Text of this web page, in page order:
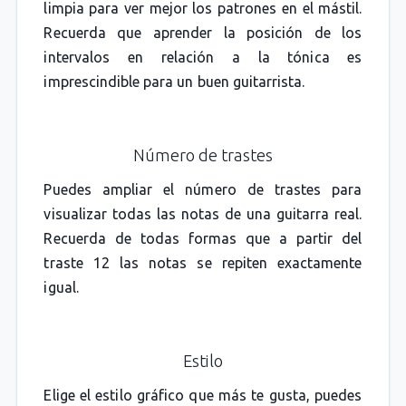
limpia para ver mejor los patrones en el mástil.
Recuerda que aprender la posición de los
intervalos en relación a la tónica es
imprescindible para un buen guitarrista.
Número de trastes
Puedes ampliar el número de trastes para
visualizar todas las notas de una guitarra real.
Recuerda de todas formas que a partir del
traste 12 las notas se repiten exactamente
igual.
Estilo
Elige el estilo gráfico que más te gusta, puedes